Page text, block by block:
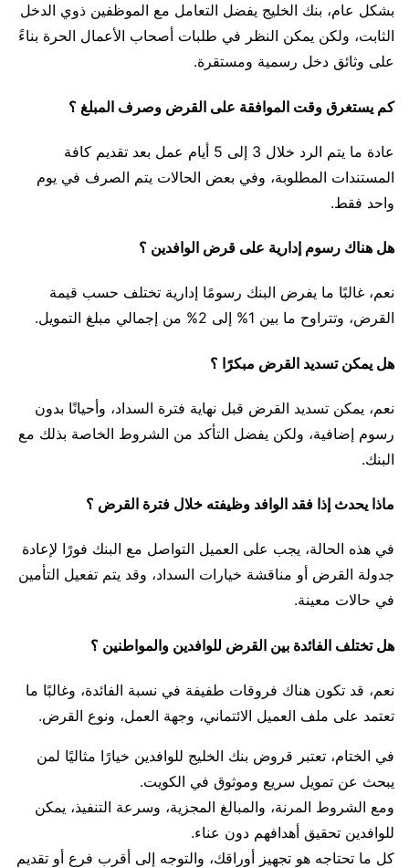
بشكل عام، بنك الخليج يفضل التعامل مع الموظفين ذوي الدخل
الثابت، ولكن يمكن النظر في طلبات أصحاب الأعمال الحرة بناءً
على وثائق دخل رسمية ومستقرة.
كم يستغرق وقت الموافقة على القرض وصرف المبلغ ؟
عادة ما يتم الرد خلال 3 إلى 5 أيام عمل بعد تقديم كافة
المستندات المطلوبة، وفي بعض الحالات يتم الصرف في يوم
واحد فقط.
هل هناك رسوم إدارية على قرض الوافدين ؟
نعم، غالبًا ما يفرض البنك رسومًا إدارية تختلف حسب قيمة
القرض، وتتراوح ما بين 1% إلى 2% من إجمالي مبلغ التمويل.
هل يمكن تسديد القرض مبكرًا ؟
نعم، يمكن تسديد القرض قبل نهاية فترة السداد، وأحيانًا بدون
رسوم إضافية، ولكن يفضل التأكد من الشروط الخاصة بذلك مع
البنك.
ماذا يحدث إذا فقد الوافد وظيفته خلال فترة القرض ؟
في هذه الحالة، يجب على العميل التواصل مع البنك فورًا لإعادة
جدولة القرض أو مناقشة خيارات السداد، وقد يتم تفعيل التأمين
في حالات معينة.
هل تختلف الفائدة بين القرض للوافدين والمواطنين ؟
نعم، قد تكون هناك فروقات طفيفة في نسبة الفائدة، وغالبًا ما
تعتمد على ملف العميل الائتماني، وجهة العمل، ونوع القرض.
في الختام، تعتبر قروض بنك الخليج للوافدين خيارًا مثاليًا لمن
يبحث عن تمويل سريع وموثوق في الكويت.
ومع الشروط المرنة، والمبالغ المجزية، وسرعة التنفيذ، يمكن
للوافدين تحقيق أهدافهم دون عناء.
كل ما تحتاجه هو تجهيز أوراقك، والتوجه إلى أقرب فرع أو تقديم